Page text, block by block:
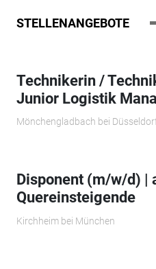
STELLENANGEBOTE
Technikerin /
Junior Logistik
Mönchengladbach bei
Disponent (m/w/d) |
Quereinsteigende
Kirchheim bei München